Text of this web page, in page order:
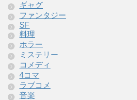
ギャグ
ファンタジー
SF
料理
ホラー
ミステリー
コメディ
4コマ
ラブコメ
音楽